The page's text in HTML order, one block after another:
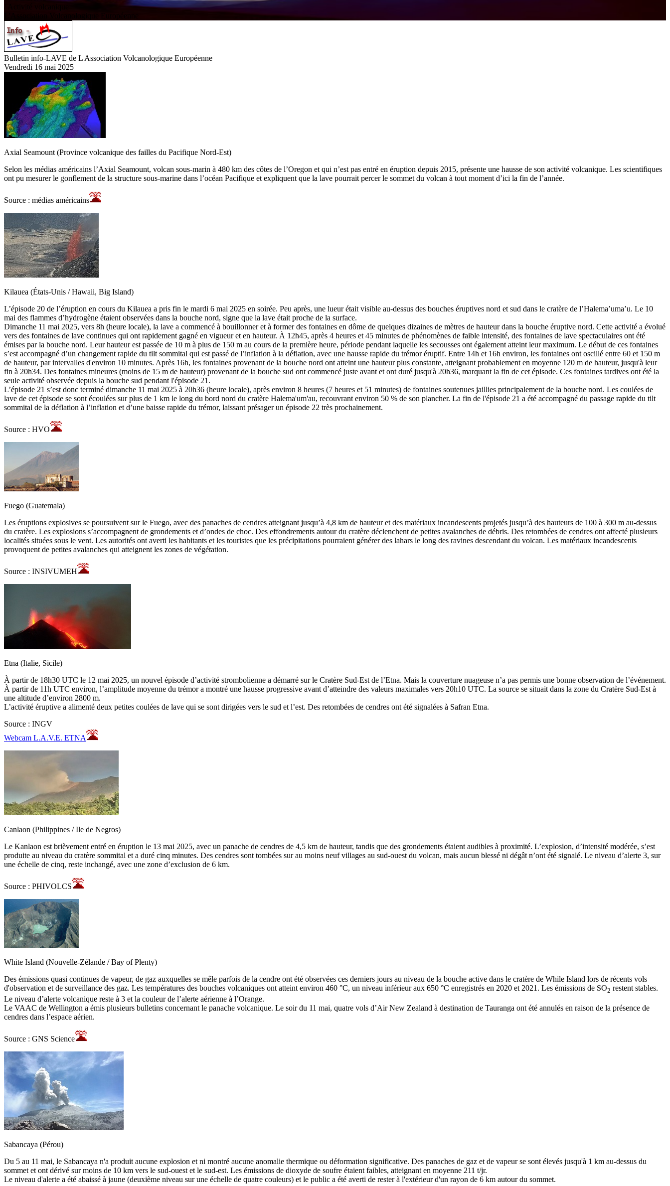
olcanologique
Bulletin info-LAVE de L Association Volcanologique Européenne
Vendredi 16 mai 2025
Axial Seamount (Province volcanique des failles du Pacifique Nord-Est)
Selon les médias américains l’Axial Seamount, volcan sous-marin à 480 km des côtes de l’Oregon et qui n’est pas entré en éruption depuis 2015, présente une hausse de son activité volcanique. Les scientifiques
ont pu mesurer le gonflement de la structure sous-marine dans l’océan Pacifique et expliquent que la lave pourrait percer le sommet du volcan à tout moment d’ici la fin de l’année.
Source : médias américains
Kilauea (États-Unis / Hawaii, Big Island)
L’épisode 20 de l’éruption en cours du Kilauea a pris fin le mardi 6 mai 2025 en soirée. Peu après, une lueur était visible au-dessus des bouches éruptives nord et sud dans le cratère de l’Halema’uma’u. Le 10
mai des flammes d’hydrogène étaient observées dans la bouche nord, signe que la lave était proche de la surface.
Dimanche 11 mai 2025, vers 8h (heure locale), la lave a commencé à bouillonner et à former des fontaines en dôme de quelques dizaines de mètres de hauteur dans la bouche éruptive nord. Cette activité a évolué
vers des fontaines de lave continues qui ont rapidement gagné en vigueur et en hauteur. À 12h45, après 4 heures et 45 minutes de phénomènes de faible intensité, des fontaines de lave spectaculaires ont été
émises par la bouche nord. Leur hauteur est passée de 10 m à plus de 150 m au cours de la première heure, période pendant laquelle les secousses ont également atteint leur maximum. Le début de ces fontaines
s’est accompagné d’un changement rapide du tilt sommital qui est passé de l’inflation à la déflation, avec une hausse rapide du trémor éruptif. Entre 14h et 16h environ, les fontaines ont oscillé entre 60 et 150 m
de hauteur, par intervalles d'environ 10 minutes. Après 16h, les fontaines provenant de la bouche nord ont atteint une hauteur plus constante, atteignant probablement en moyenne 120 m de hauteur, jusqu'à leur
fin à 20h34. Des fontaines mineures (moins de 15 m de hauteur) provenant de la bouche sud ont commencé juste avant et ont duré jusqu'à 20h36, marquant la fin de cet épisode. Ces fontaines tardives ont été la
seule activité observée depuis la bouche sud pendant l'épisode 21.
L’épisode 21 s’est donc terminé dimanche 11 mai 2025 à 20h36 (heure locale), après environ 8 heures (7 heures et 51 minutes) de fontaines soutenues jaillies principalement de la bouche nord. Les coulées de
lave de cet épisode se sont écoulées sur plus de 1 km le long du bord nord du cratère Halema'um'au, recouvrant environ 50 % de son plancher. La fin de l'épisode 21 a été accompagné du passage rapide du tilt
sommital de la déflation à l’inflation et d’une baisse rapide du trémor, laissant présager un épisode 22 très prochainement.
Source : HVO
Fuego (Guatemala)
Les éruptions explosives se poursuivent sur le Fuego, avec des panaches de cendres atteignant jusqu’à 4,8 km de hauteur et des matériaux incandescents projetés jusqu’à des hauteurs de 100 à 300 m au-dessus
du cratère. Les explosions s’accompagnent de grondements et d’ondes de choc. Des effondrements autour du cratère déclenchent de petites avalanches de débris. Des retombées de cendres ont affecté plusieurs
localités situées sous le vent. Les autorités ont averti les habitants et les touristes que les précipitations pourraient générer des lahars le long des ravines descendant du volcan. Les matériaux incandescents
provoquent de petites avalanches qui atteignent les zones de végétation.
Source : INSIVUMEH
Etna (Italie, Sicile)
À partir de 18h30 UTC le 12 mai 2025, un nouvel épisode d’activité strombolienne a démarré sur le Cratère Sud-Est de l’Etna. Mais la couverture nuageuse n’a pas permis une bonne observation de l’événement.
À partir de 11h UTC environ, l’amplitude moyenne du trémor a montré une hausse progressive avant d’atteindre des valeurs maximales vers 20h10 UTC. La source se situait dans la zone du Cratère Sud-Est à
une altitude d’environ 2800 m.
L’activité éruptive a alimenté deux petites coulées de lave qui se sont dirigées vers le sud et l’est. Des retombées de cendres ont été signalées à Safran Etna.
Source : INGV
Webcam L.A.V.E. ETNA
Canlaon (Philippines / Ile de Negros)
Le Kanlaon est brièvement entré en éruption le 13 mai 2025, avec un panache de cendres de 4,5 km de hauteur, tandis que des grondements étaient audibles à proximité. L’explosion, d’intensité modérée, s’est
produite au niveau du cratère sommital et a duré cinq minutes. Des cendres sont tombées sur au moins neuf villages au sud-ouest du volcan, mais aucun blessé ni dégât n’ont été signalé. Le niveau d’alerte 3, sur
une échelle de cinq, reste inchangé, avec une zone d’exclusion de 6 km.
Source : PHIVOLCS
White Island (Nouvelle-Zélande / Bay of Plenty)
Des émissions quasi continues de vapeur, de gaz auxquelles se mêle parfois de la cendre ont été observées ces derniers jours au niveau de la bouche active dans le cratère de While Island lors de récents vols
d'observation et de surveillance des gaz. Les températures des bouches volcaniques ont atteint environ 460 °C, un niveau inférieur aux 650 °C enregistrés en 2020 et 2021. Les émissions de SO2 restent stables.
Le niveau d’alerte volcanique reste à 3 et la couleur de l’alerte aérienne à l’Orange.
Le VAAC de Wellington a émis plusieurs bulletins concernant le panache volcanique. Le soir du 11 mai, quatre vols d’Air New Zealand à destination de Tauranga ont été annulés en raison de la présence de
cendres dans l’espace aérien.
Source : GNS Science
Sabancaya (Pérou)
Du 5 au 11 mai, le Sabancaya n'a produit aucune explosion et ni montré aucune anomalie thermique ou déformation significative. Des panaches de gaz et de vapeur se sont élevés jusqu'à 1 km au-dessus du
sommet et ont dérivé sur moins de 10 km vers le sud-ouest et le sud-est. Les émissions de dioxyde de soufre étaient faibles, atteignant en moyenne 211 t/jr.
Le niveau d'alerte a été abaissé à jaune (deuxième niveau sur une échelle de quatre couleurs) et le public a été averti de rester à l'extérieur d'un rayon de 6 km autour du sommet.